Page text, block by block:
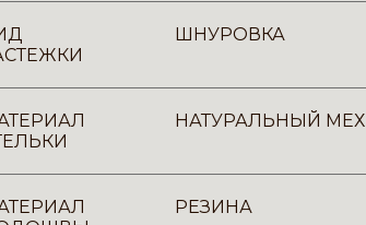
ШНУРОВКА
НАТУРАЛЬНЫЙ МЕХ
РЕЗИНА